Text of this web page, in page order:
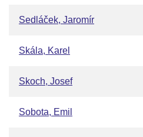
Sedláček, Jaromír
Skála, Karel
Skoch, Josef
Sobota, Emil